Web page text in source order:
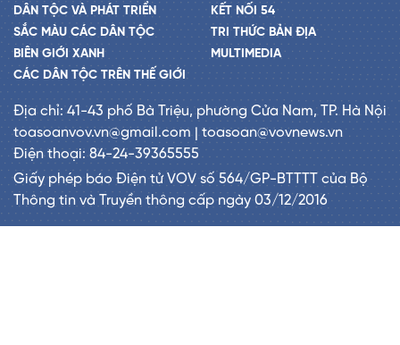
DÂN TỘC VÀ PHÁT TRIỂN
SẮC MÀU CÁC DÂN TỘC
BIÊN GIỚI XANH
CÁC DÂN TỘC TRÊN THẾ GIỚI
KẾT NỐI 54
TRI THỨC BẢN ĐỊA
MULTIMEDIA
Địa chỉ: 41-43 phố Bà Triệu, phường Cửa Nam, TP. Hà Nội
toasoanvov.vn@gmail.com | toasoan@vovnews.vn
Điện thoại: 84-24-39365555
Giấy phép báo Điện tử VOV số 564/GP-BTTTT của Bộ
Thông tin và Truyền thông cấp ngày 03/12/2016